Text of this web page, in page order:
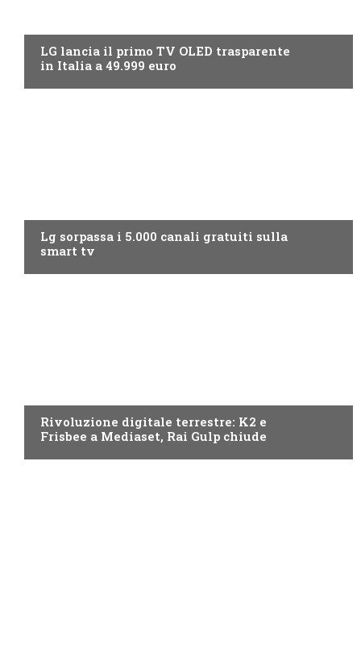
LG lancia il primo TV OLED trasparente
in Italia a 49.999 euro
Lg sorpassa i 5.000 canali gratuiti sulla
smart tv
Rivoluzione digitale terrestre: K2 e
Frisbee a Mediaset, Rai Gulp chiude